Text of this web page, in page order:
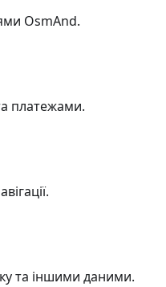
OsmAnd.
платежами.
та іншими даними.